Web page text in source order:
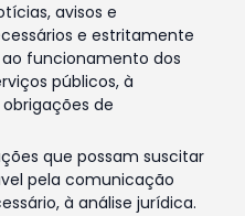
avisos e
e estritamente
funcionamento dos
públicos, à
de
que possam suscitar
pela comunicação
à análise jurídica.